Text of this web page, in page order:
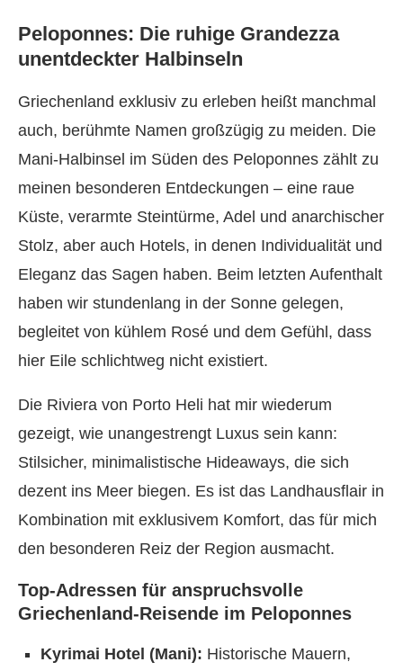
Peloponnes: Die ruhige Grandezza
unentdeckter Halbinseln
Griechenland exklusiv zu erleben heißt manchmal
auch, berühmte Namen großzügig zu meiden. Die
Mani-Halbinsel im Süden des Peloponnes zählt zu
meinen besonderen Entdeckungen – eine raue
Küste, verarmte Steintürme, Adel und anarchischer
Stolz, aber auch Hotels, in denen Individualität und
Eleganz das Sagen haben. Beim letzten Aufenthalt
haben wir stundenlang in der Sonne gelegen,
begleitet von kühlem Rosé und dem Gefühl, dass
hier Eile schlichtweg nicht existiert.
Die Riviera von Porto Heli hat mir wiederum
gezeigt, wie unangestrengt Luxus sein kann:
Stilsicher, minimalistische Hideaways, die sich
dezent ins Meer biegen. Es ist das Landhausflair in
Kombination mit exklusivem Komfort, das für mich
den besonderen Reiz der Region ausmacht.
Top-Adressen für anspruchsvolle
Griechenland-Reisende im Peloponnes
Kyrimai Hotel (Mani): Historische Mauern,